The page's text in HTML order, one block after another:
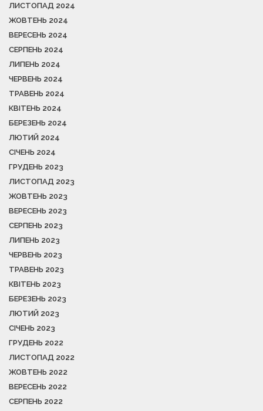
ЛИСТОПАД 2024
ЖОВТЕНЬ 2024
ВЕРЕСЕНЬ 2024
СЕРПЕНЬ 2024
ЛИПЕНЬ 2024
ЧЕРВЕНЬ 2024
ТРАВЕНЬ 2024
КВІТЕНЬ 2024
БЕРЕЗЕНЬ 2024
ЛЮТИЙ 2024
СІЧЕНЬ 2024
ГРУДЕНЬ 2023
ЛИСТОПАД 2023
ЖОВТЕНЬ 2023
ВЕРЕСЕНЬ 2023
СЕРПЕНЬ 2023
ЛИПЕНЬ 2023
ЧЕРВЕНЬ 2023
ТРАВЕНЬ 2023
КВІТЕНЬ 2023
БЕРЕЗЕНЬ 2023
ЛЮТИЙ 2023
СІЧЕНЬ 2023
ГРУДЕНЬ 2022
ЛИСТОПАД 2022
ЖОВТЕНЬ 2022
ВЕРЕСЕНЬ 2022
СЕРПЕНЬ 2022